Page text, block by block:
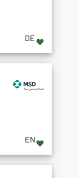
DE
EN